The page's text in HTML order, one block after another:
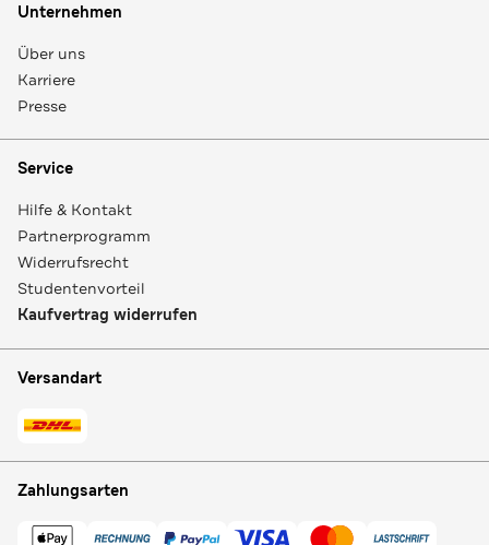
Unternehmen
Über uns
Karriere
Presse
Service
Hilfe & Kontakt
Partnerprogramm
Widerrufsrecht
Studentenvorteil
Kaufvertrag widerrufen
Versandart
Zahlungsarten